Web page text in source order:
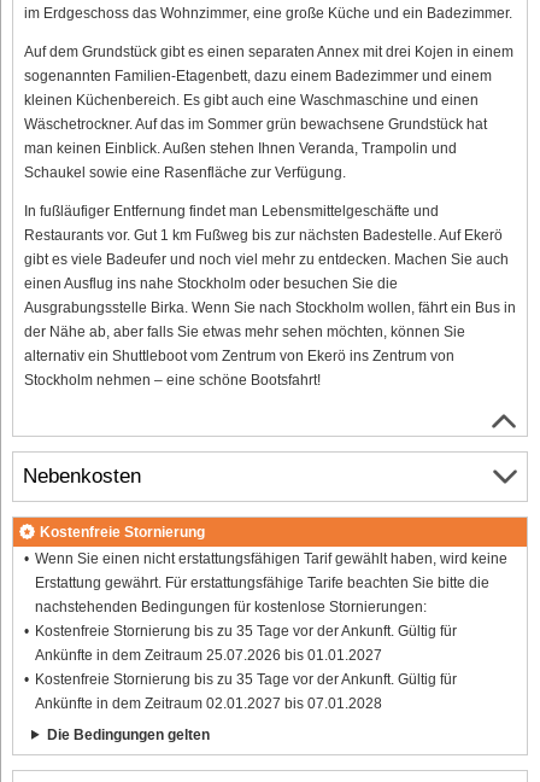
im Erdgeschoss das Wohnzimmer, eine große Küche und ein Badezimmer.
Auf dem Grundstück gibt es einen separaten Annex mit drei Kojen in einem
sogenannten Familien-Etagenbett, dazu einem Badezimmer und einem
kleinen Küchenbereich. Es gibt auch eine Waschmaschine und einen
Wäschetrockner. Auf das im Sommer grün bewachsene Grundstück hat
man keinen Einblick. Außen stehen Ihnen Veranda, Trampolin und
Schaukel sowie eine Rasenfläche zur Verfügung.
In fußläufiger Entfernung findet man Lebensmittelgeschäfte und
Restaurants vor. Gut 1 km Fußweg bis zur nächsten Badestelle. Auf Ekerö
gibt es viele Badeufer und noch viel mehr zu entdecken. Machen Sie auch
einen Ausflug ins nahe Stockholm oder besuchen Sie die
Ausgrabungsstelle Birka. Wenn Sie nach Stockholm wollen, fährt ein Bus in
der Nähe ab, aber falls Sie etwas mehr sehen möchten, können Sie
alternativ ein Shuttleboot vom Zentrum von Ekerö ins Zentrum von
Stockholm nehmen – eine schöne Bootsfahrt!
Nebenkosten
Kostenfreie Stornierung
Wenn Sie einen nicht erstattungsfähigen Tarif gewählt haben, wird keine
Erstattung gewährt. Für erstattungsfähige Tarife beachten Sie bitte die
nachstehenden Bedingungen für kostenlose Stornierungen:
Kostenfreie Stornierung bis zu 35 Tage vor der Ankunft. Gültig für
Ankünfte in dem Zeitraum 25.07.2026 bis 01.01.2027
Kostenfreie Stornierung bis zu 35 Tage vor der Ankunft. Gültig für
Ankünfte in dem Zeitraum 02.01.2027 bis 07.01.2028
Die Bedingungen gelten